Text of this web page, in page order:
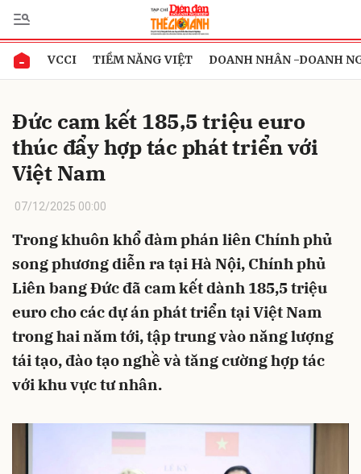
VCCI TIỀM NĂNG VIỆT DOANH NHÂN -DOANH
Đức cam kết 185,5 triệu euro
thúc đẩy hợp tác phát triển với
Việt Nam
07/12/2025 00:00
Trong khuôn khổ đàm phán liên Chính phủ
song phương diễn ra tại Hà Nội, Chính phủ
Liên bang Đức đã cam kết dành 185,5 triệu
euro cho các dự án phát triển tại Việt Nam
trong hai năm tới, tập trung vào năng lượng
tái tạo, đào tạo nghề và tăng cường hợp tác
với khu vực tư nhân.
Gửi bình luận
Hủy Gửi